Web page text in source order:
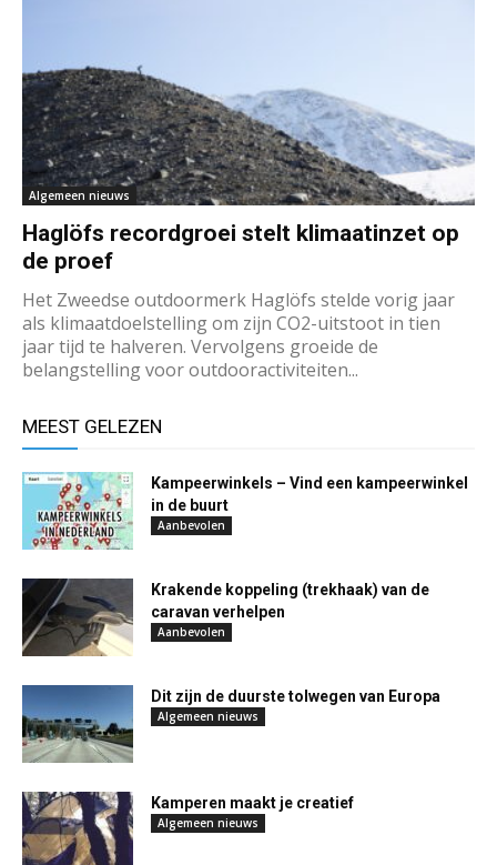
Algemeen nieuws
Haglöfs recordgroei stelt klimaatinzet op
de proef
Het Zweedse outdoormerk Haglöfs stelde vorig jaar
als klimaatdoelstelling om zijn CO2-uitstoot in tien
jaar tijd te halveren. Vervolgens groeide de
belangstelling voor outdooractiviteiten...
MEEST GELEZEN
Kampeerwinkels – Vind een kampeerwinkel
in de buurt
Aanbevolen
Krakende koppeling (trekhaak) van de
caravan verhelpen
Aanbevolen
Dit zijn de duurste tolwegen van Europa
Algemeen nieuws
Kamperen maakt je creatief
Algemeen nieuws